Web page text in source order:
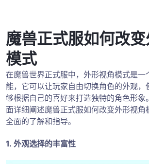
魔兽正式服如何改
模式
在魔兽世界正式服中，外形视角模式是一
能，它可以让玩家自由切换角色的外观，
够根据自己的喜好来打造独特的角色形象
面详细阐述魔兽正式服如何改变外形视角
全面的了解和指导。
1. 外观选择的丰富性